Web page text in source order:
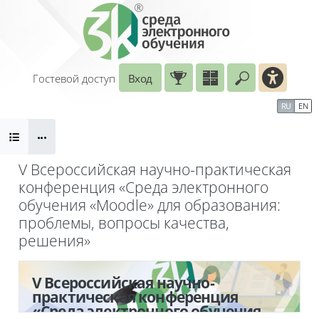
Перейти к основному содержанию
Введите
Гостевой доступ
Вход
RU EN
Блоки
V Всероссийская научно-практическая
конференция «Среда электронного
обучения «Moodle» для образования:
проблемы, вопросы качества,
решения»
V Всероссийская научно-
практическая конференция
«Среда электронного обучения